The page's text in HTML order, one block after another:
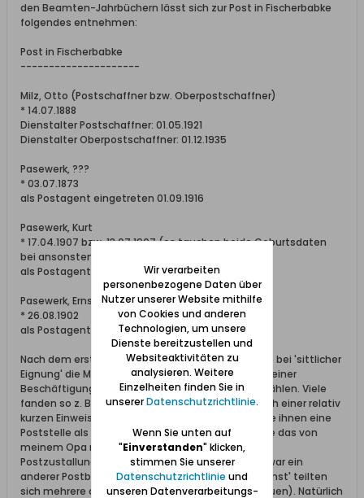
den Beamten-Jahrbüchern lässt sich zur Post in Fischerbabke
folgendes entnehmen:
Post in Fischerbabke
---------------------
Milz, Otto (Postschaffner bzw. Oberpostschaffner)
* 14.07.1888
Dienstalter Postschaffner: 01.05.1921
Dienstalter Oberpostschaffner: 01.12.1935
Pasewerk, ???
* 03.07.1873
als Postagent eingetreten 01.09.1916
Pasewerk, Kurt
* 17.04.1907 bzw. 13.07.1907 (es tauchen beide Geburtsdaten
bei ansonsten identischen Angaben auf ...)
als Postagent eingetreten 01.07.1934
Pasewerk, Ernst
* 26.08.1902
als Postagent eingetreten: 01.09.1936
Nach dem ersten Weltkrieg hatten Kriegsverletzte bei 'sittlicher
Eignung' die Möglichkeit zwischen einer rente und einer
Beschäftigung in einem Saatsunternehmen zu wählen. Viele
fanden so z. B. den Einstieg in den Postdienst. Nach einer relativ
kurzen Einweisung bei der Oberpostdirektion wurde ihnen eine
Poststelle als Wirkungskreis zugewiesen. Ich kenne das von
meinem Opa mütterlicherseits so, dass er z.B. die
Postzustallung 'auf dem Land' übernahm. Im Ort war ein
anderer Postbote unterwegs und den 'Schalterdienst' teilten
sich mehrere angelernte Teilzeitkräfte (meist Frauen). Natürlich
Wir verarbeiten
personenbezogene Daten über
Nutzer unserer Website mithilfe
von Cookies und anderen
Technologien, um unsere
Dienste bereitzustellen und
Websiteaktivitäten zu
analysieren. Weitere
Einzelheiten finden Sie in
unsererDatenschutzrichtlinie.
Wenn Sie unten auf
"Einverstanden" klicken,
stimmen Sie unserer
Datenschutzrichtlinie und
unseren Datenverarbeitungs-